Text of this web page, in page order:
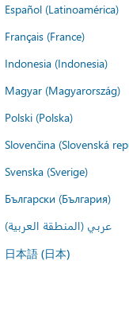
Español (Latinoamérica)
Français (France)
Indonesia (Indonesia)
Magyar (Magyarország)
Polski (Polska)
Slovenčina (Slovenská
Svenska (Sverige)
Български (България)
عربي (المنطقة العربية)
日本語 (日本)